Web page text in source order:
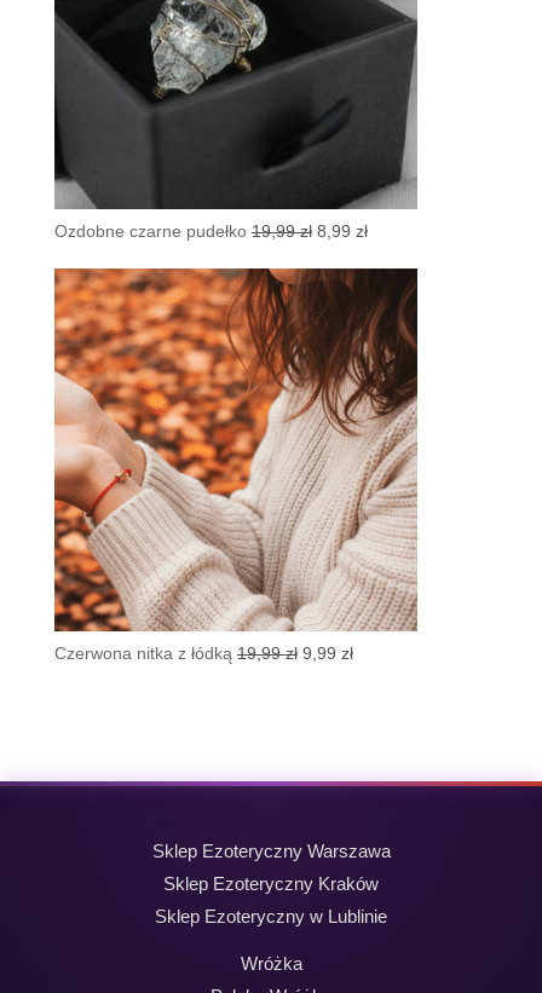
Ozdobne czarne pudełko 19,99zł Pierwotna
wynosiła:
19,99 zł.
8,99 złAktualna
wynosi:
8,99 zł.
Czerwona nitka z łódką 19,99zł Pierwotna
9,99 złAktualna
Sklep Ezoteryczny Warszawa
Sklep Ezoteryczny Kraków
Sklep Ezoteryczny w Lublinie
Wróżka